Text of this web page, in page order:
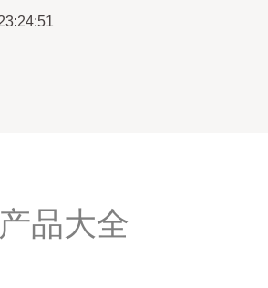
产品大全